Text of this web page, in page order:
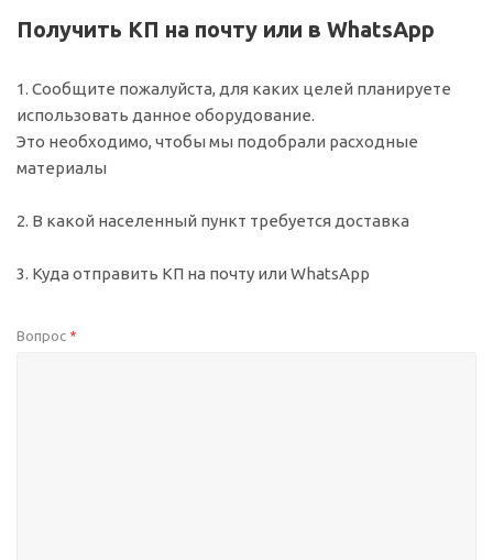
Получить КП на почту или в WhatsApp
1. Сообщите пожалуйста, для каких целей планируете
использовать данное оборудование.
Это необходимо, чтобы мы подобрали расходные
материалы
2. В какой населенный пункт требуется доставка
3. Куда отправить КП на почту или WhatsApp
Вопрос *